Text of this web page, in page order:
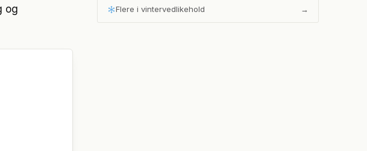
og
Flere i vintervedlikehold →